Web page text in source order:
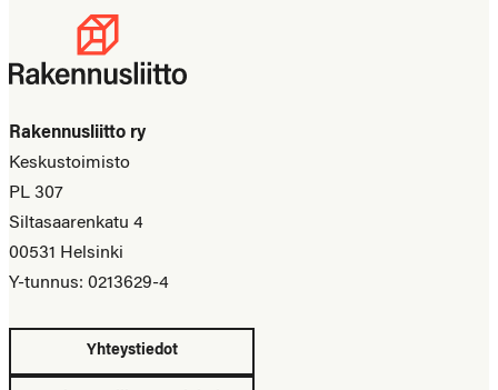
Rakennusliitto ry
Keskustoimisto
PL 307
Siltasaarenkatu 4
00531 Helsinki
Y-tunnus: 0213629-4
Yhteystiedot